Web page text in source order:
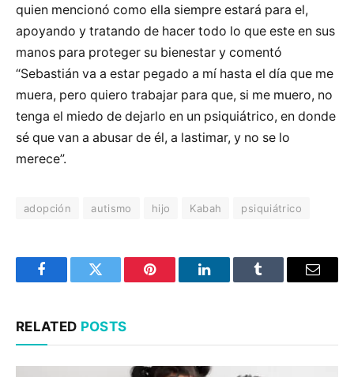
quien mencionó como ella siempre estará para el,
apoyando y tratando de hacer todo lo que este en sus
manos para proteger su bienestar y comentó
“Sebastián va a estar pegado a mí hasta el día que me
muera, pero quiero trabajar para que, si me muero, no
tenga el miedo de dejarlo en un psiquiátrico, en donde
sé que van a abusar de él, a lastimar, y no se lo
merece”.
adopción autismo hijo Kabah psiquiátrico
FacebookTwitter Pinterest LinkedInTumblr Email
RELATED POSTS